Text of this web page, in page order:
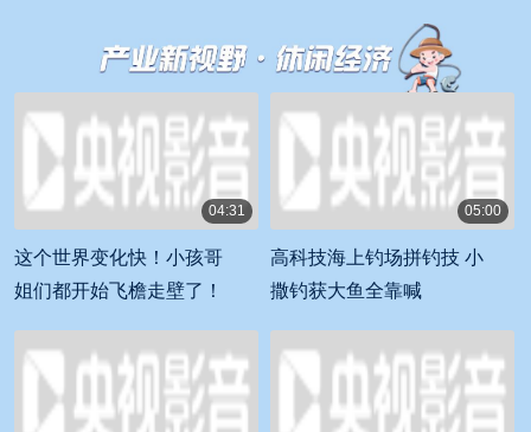
04:31
这个世界变化快！小孩哥
姐们都开始飞檐走壁了！
05:00
高科技海上钓场拼钓技 小
撒钓获大鱼全靠喊